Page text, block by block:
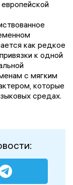
как редкое
к одной
с мягким
которые
средах.